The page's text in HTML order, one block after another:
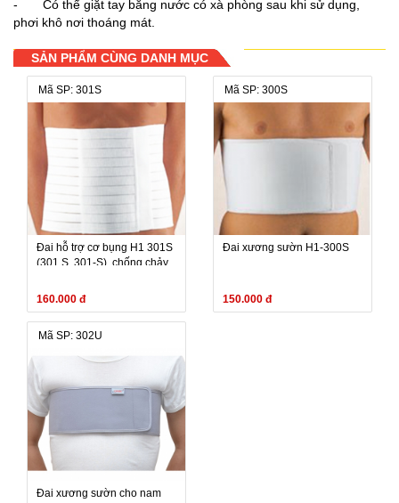
- Có thể giặt tay bằng nước có xà phòng sau khi sử dụng,
phơi khô nơi thoáng mát.
SẢN PHẨM CÙNG DANH MỤC
Mã SP: 301S
Đai hỗ trợ cơ bụng H1 301S
(301 S, 301-S), chống chảy
160.000 đ
Mã SP: 300S
Đai xương sườn H1-300S
150.000 đ
Mã SP: 302U
Đai xương sườn cho nam